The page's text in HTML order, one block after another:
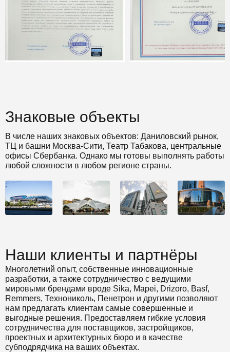
Знаковые объекты
В числе наших знаковых объектов: Даниловский рынок,
ТЦ и башни Москва-Сити, Театр Табакова, центральные
офисы Сбербанка. Однако мы готовы выполнять работы
любой сложности в любом регионе страны.
Наши клиенты и партнёры
Многолетний опыт, собственные инновационные
разработки, а также сотрудничество с ведущими
мировыми брендами вроде Sika, Mapei, Drizoro, Basf,
Remmers, Технониколь, Пенетрон и другими позволяют
нам предлагать клиентам самые совершенные и
выгодные решения. Предоставляем гибкие условия
сотрудничества для поставщиков, застройщиков,
проектных и архитектурных бюро и в качестве
субподрядчика на ваших объектах.